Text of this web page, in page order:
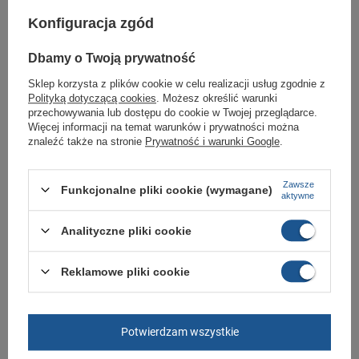
Idealne obuwie do każdej codziennej stylizacji.
Buty sportowe sklep Butomania.pl
Buty sportowe od Puma w standardowych rozmiarach 36, 37, 38, 38.5, 39,
40, 41, 42, 42.5, 43, 44, 45.
Zobacz jakie rozmiary są dostępne.
Sklep Butomania.pl to największy wybór obuwia sportowego dla całej
Kupując w naszym sklepie internetowym masz gwarancję, że towar jest
oryginalny i pochodzi z oficjalnej sieci dystrybucyjnej.
W ciągu 30 dni możesz dokonać zwrotu bądź wymiany towaru bez
podania przyczyny.
Gwarancja Gwarancja
Konfiguracja zgód
Dbamy o Twoją prywatność
Sklep korzysta z plików cookie w celu realizacji usług zgodnie z
Polityką dotyczącą cookies . Możesz określić warunki
przechowywania lub dostępu do cookie w Twojej przeglądarce.
Więcej informacji na temat warunków i prywatności można
znaleźć także na stronie Prywatność i warunki Google
Funkcjonalne pliki cookie (wymagane)
Zawsze
aktywne
Analityczne pliki cookie
Reklamowe pliki cookie
Potwierdzam wszystkie